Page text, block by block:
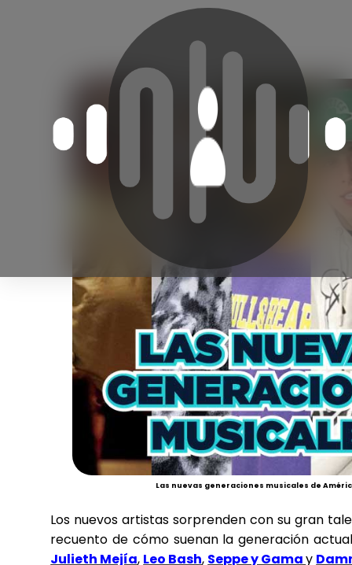
Las nuevas generaciones musicales de
Los nuevos artistas sorprenden con su gran
recuento de cómo suenan la generación
Julieth Mejía, Leo Bash, Seppe y Gamay